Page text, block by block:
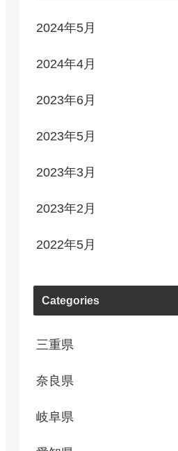
2024年5月
2024年4月
2023年6月
2023年5月
2023年3月
2023年2月
2022年5月
Categories
三重県
奈良県
岐阜県